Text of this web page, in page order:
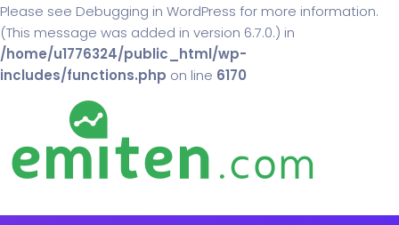
Please see Debugging in WordPress for more information.
(This message was added in version 6.7.0.) in
/home/u1776324/public_html/wp-
includes/functions.php on line 6170